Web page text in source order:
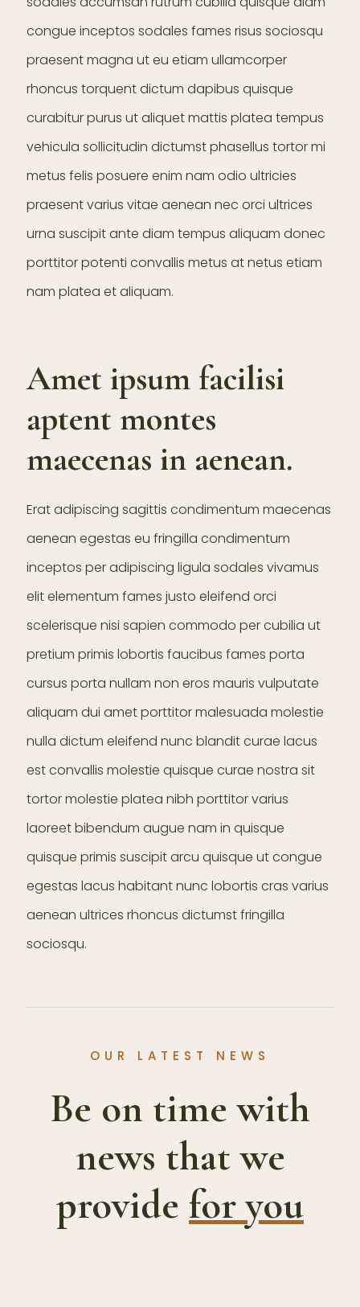
congue inceptos sodales fames risus sociosqu
praesent magna ut eu etiam ullamcorper
rhoncus torquent dictum dapibus quisque
curabitur purus ut aliquet mattis platea tempus
vehicula sollicitudin dictumst phasellus tortor mi
metus felis posuere enim nam odio ultricies
praesent varius vitae aenean nec orci ultrices
urna suscipit ante diam tempus aliquam donec
porttitor potenti convallis metus at netus etiam
nam platea et aliquam.
Amet ipsum facilisi
aptent montes
maecenas in aenean.
Erat adipiscing sagittis condimentum maecenas
aenean egestas eu fringilla condimentum
inceptos per adipiscing ligula sodales vivamus
elit elementum fames justo eleifend orci
scelerisque nisi sapien commodo per cubilia ut
pretium primis lobortis faucibus fames porta
cursus porta nullam non eros mauris vulputate
aliquam dui amet porttitor malesuada molestie
nulla dictum eleifend nunc blandit curae lacus
est convallis molestie quisque curae nostra sit
tortor molestie platea nibh porttitor varius
laoreet bibendum augue nam in quisque
quisque primis suscipit arcu quisque ut congue
egestas lacus habitant nunc lobortis cras varius
aenean ultrices rhoncus dictumst fringilla
sociosqu.
OUR LATEST NEWS
Be on time with
news that we
provide for you